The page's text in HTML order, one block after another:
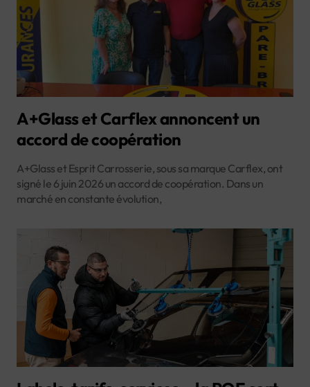
A+Glass et Carflex annoncent un
accord de coopération
A+Glass et Esprit Carrosserie, sous sa marque Carflex, ont
signé le 6 juin 2026 un accord de coopération. Dans un
marché en constante évolution,